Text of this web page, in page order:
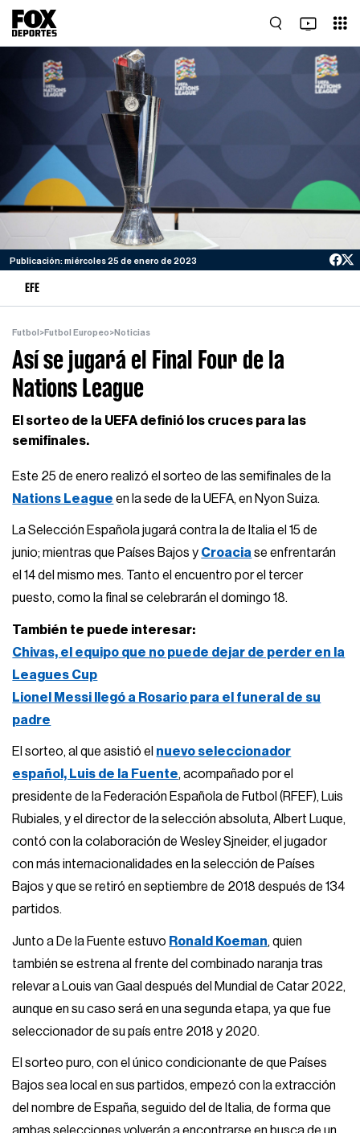
Publicación: miércoles 25 de enero de 2023
EFE
Futbol >Futbol Europeo>Noticias
Así se jugará el Final Four de la
Nations League
El sorteo de la UEFA definió los cruces para las
semifinales.
Este 25 de enero realizó el sorteo de las semifinales de la
Nations League en la sede de la UEFA, en Nyon Suiza.
La Selección Española jugará contra la de Italia el 15 de
junio; mientras que Países Bajos y Croaciase enfrentarán
el 14 del mismo mes. Tanto el encuentro por el tercer
puesto, como la final se celebrarán el domingo 18.
También te puede interesar:
Chivas, el equipo que no puede dejar de perder en la
Leagues Cup
Lionel Messi llegó a Rosario para el funeral de su
padre
El sorteo, al que asistió el nuevo seleccionador
español, Luis de la Fuente, acompañado por el
presidente de la Federación Española de Futbol (RFEF), Luis
Rubiales, y el director de la selección absoluta, Albert Luque,
contó con la colaboración de Wesley Sjneider, el jugador
con más internacionalidades en la selección de Países
Bajos y que se retiró en septiembre de 2018 después de 134
partidos.
Junto a De la Fuente estuvo Ronald Koeman, quien
también se estrena al frente del combinado naranja tras
relevar a Louis van Gaal después del Mundial de Catar 2022,
aunque en su caso será en una segunda etapa, ya que fue
seleccionador de su país entre 2018 y 2020.
El sorteo puro, con el único condicionante de que Países
Bajos sea local en sus partidos, empezó con la extracción
del nombre de España, seguido del de Italia, de forma que